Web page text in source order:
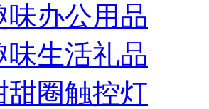
味办公用品
味生活礼品
甜圈触控灯